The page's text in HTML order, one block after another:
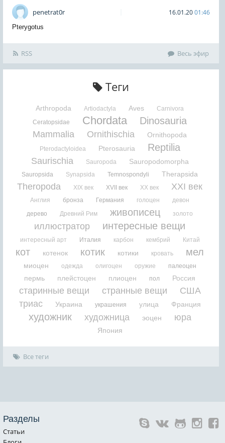
penetrat0r 16.01.2001:46
Pterygotus
RSS Весь эфир
Теги
Arthropoda Artiodactyla Aves
Carnivora
Ceratopsidae
Chordata Dinosauria
Mammalia Ornithischia Ornithopoda
Pterodactyloidea Pterosauria Reptilia
Saurischia Sauropoda Sauropodomorpha
Sauropsida Synapsida Temnospondyli Therapsida
Theropoda XIX век XVII век XX век XXI век
Англия бронза Германия голоцен
девон
дерево
Древний Рим живописец золото
иллюстратор интересные вещи
интересный арт Италия карбон кембрий Китай
кот котенок котик котики кровать мел
миоцен одежда олигоцен оружие палеоцен
пермь плейстоцен плиоцен пол Россия
старинные вещи странные вещи
США
триас
Украина украшения улица Франция
художник художница эоцен юра
Япония
Все теги
Разделы
Статьи